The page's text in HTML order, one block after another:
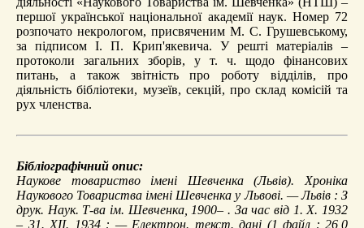
першої української національної академії наук. Номер 72
розпочато некрологом, присвяченим М. С. Грушевському,
за підписом І. П. Крип'якевича. У решті матеріалів –
протоколи загальних зборів, у т. ч. щодо фінансових
питань, а також звітність про роботу відділів, про
діяльність бібліотеки, музеїв, секцій, про склад комісій та
рух членства.
Бібліографічний опис:
Наукове товариство імені Шевченка (Львів). Хроніка
Наукового Товариства імені Шевченка у Львові. — Львів : З
друк. Наук. Т-ва ім. Шевченка, 1900– . За час від 1. Х. 1932
– 31. XII. 1934 : — Електрон. текст. дані (1 файл : 26,0